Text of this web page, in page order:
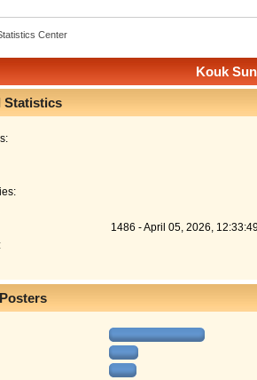
Center
Kouk
Statistics
1486 - April 05, 2026,